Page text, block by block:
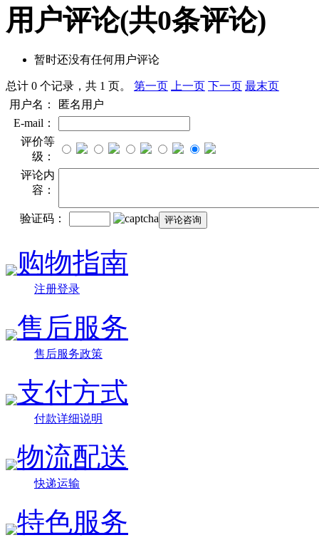
用户评论(共0条评论)
暂时还没有任何用户评论
总计 0 个记录，共 1 页。 第一页 上一页 下一页 最末页
用户名：
匿名用户
E-mail：
评价等
级：
评论内
容：
验证码：
购物指南
注册登录
售后服务
售后服务政策
支付方式
付款详细说明
物流配送
快递运输
特色服务